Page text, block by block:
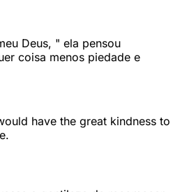
Deus, " ela pensou
coisa menos piedade e
have the great kindness to